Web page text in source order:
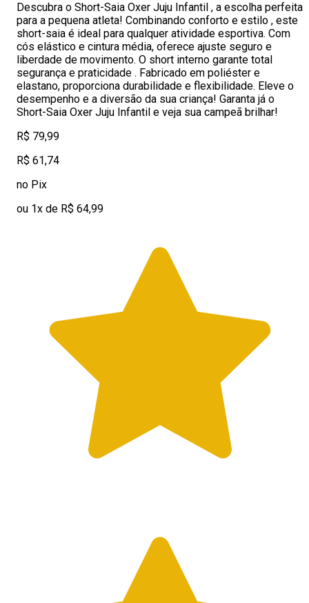
Descubra o Short-Saia Oxer Juju Infantil , a escolha perfeita
para a pequena atleta! Combinando conforto e estilo , este
short-saia é ideal para qualquer atividade esportiva. Com
cós elástico e cintura média, oferece ajuste seguro e
liberdade de movimento. O short interno garante total
segurança e praticidade . Fabricado em poliéster e
elastano, proporciona durabilidade e flexibilidade. Eleve o
desempenho e a diversão da sua criança! Garanta já o
Short-Saia Oxer Juju Infantil e veja sua campeã brilhar!
R$ 79,99
R$ 61,74
no Pix
ou 1x de R$ 64,99